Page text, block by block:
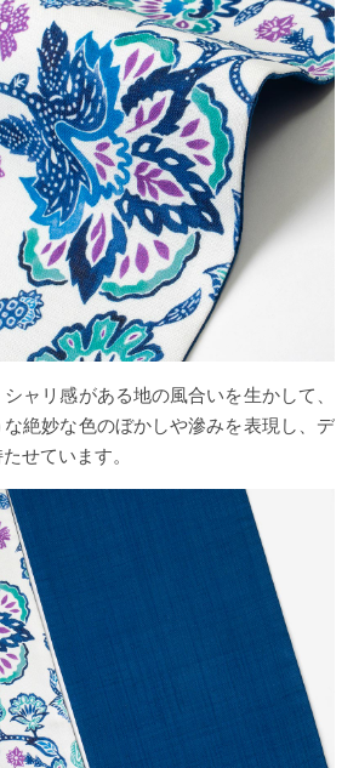
シャリ感がある地の風合いを生かして、
絶妙な色のぼかしや滲みを表現し、デ
せています。